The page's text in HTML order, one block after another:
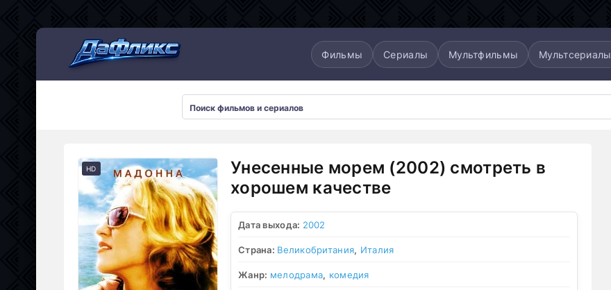
Фильмы Сериалы Мультфильмы Мультсериалы
HD
Унесенные морем (2002) смотреть в
хорошем качестве
Дата выхода: 2002
Страна: Великобритания, Италия
Жанр: мелодрама, комедия
Мультсериалы